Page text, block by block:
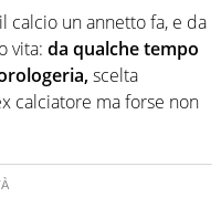
calcio un annetto fa, e da
vita: da qualche tempo
scelta
calciatore ma forse non